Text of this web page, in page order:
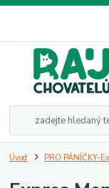
Úvod PRO PÁNÍČKY-